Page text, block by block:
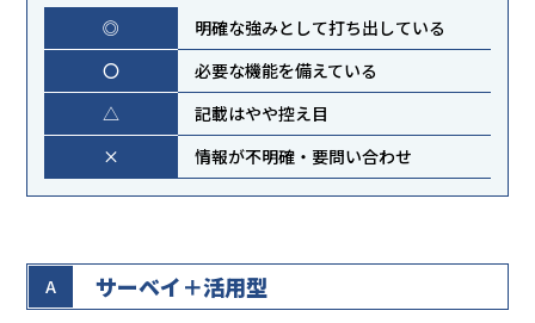
◎
明確な強みとして打ち出している
〇
必要な機能を備えている
△
記載はやや控え目
×
情報が不明確・要問い合わせ
A サーベイ＋活用型